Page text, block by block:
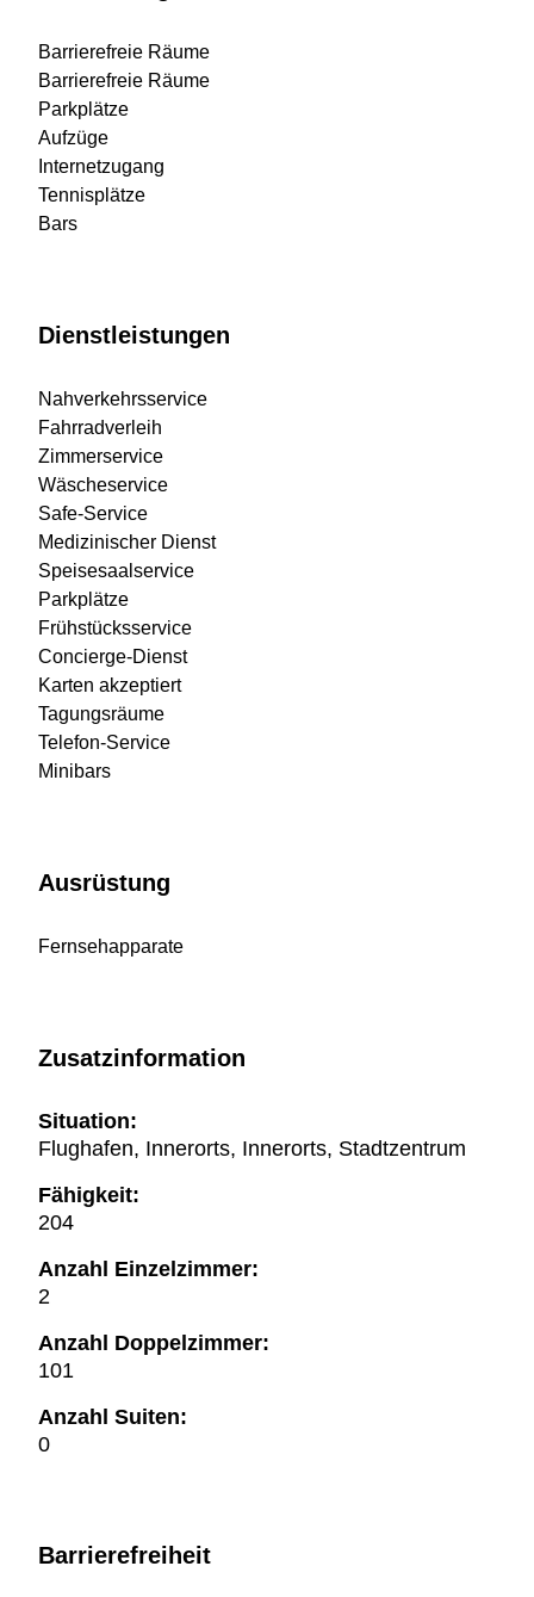
Barrierefreie Räume
Barrierefreie Räume
Parkplätze
Aufzüge
Internetzugang
Tennisplätze
Bars
Dienstleistungen
Nahverkehrsservice
Fahrradverleih
Zimmerservice
Wäscheservice
Safe-Service
Medizinischer Dienst
Speisesaalservice
Parkplätze
Frühstücksservice
Concierge-Dienst
Karten akzeptiert
Tagungsräume
Telefon-Service
Minibars
Ausrüstung
Fernsehapparate
Zusatzinformation
Situation:
Flughafen, Innerorts, Innerorts, Stadtzentrum
Fähigkeit:
204
Anzahl Einzelzimmer:
2
Anzahl Doppelzimmer:
101
Anzahl Suiten:
0
Barrierefreiheit